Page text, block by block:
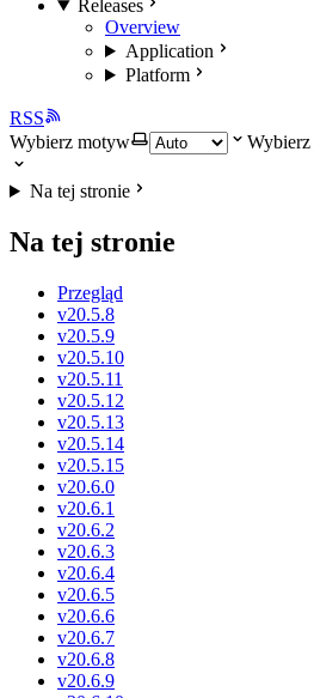
Releases
Overview
Application
Platform
RSS
Wybierz motyw
Na tej stronie
Na tej stronie
Przegląd
v20.5.8
v20.5.9
v20.5.10
v20.5.11
v20.5.12
v20.5.13
v20.5.14
v20.5.15
v20.6.0
v20.6.1
v20.6.2
v20.6.3
v20.6.4
v20.6.5
v20.6.6
v20.6.7
v20.6.8
v20.6.9